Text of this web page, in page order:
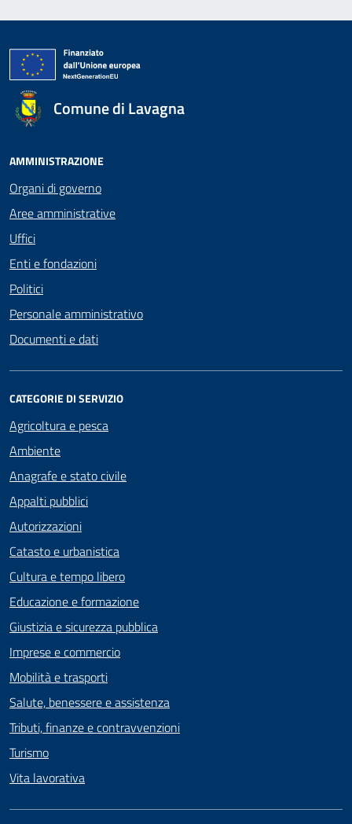
Comune di Lavagna
AMMINISTRAZIONE
Organi di governo
Aree amministrative
Uffici
Enti e fondazioni
Politici
Personale amministrativo
Documenti e dati
CATEGORIE DI SERVIZIO
Agricoltura e pesca
Ambiente
Anagrafe e stato civile
Appalti pubblici
Autorizzazioni
Catasto e urbanistica
Cultura e tempo libero
Educazione e formazione
Giustizia e sicurezza pubblica
Imprese e commercio
Mobilità e trasporti
Salute, benessere e assistenza
Tributi, finanze e contravvenzioni
Turismo
Vita lavorativa